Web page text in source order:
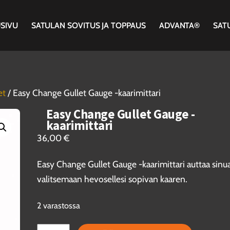
SATULAN SOVITUS JA TOPPAUS ADVANTA®
/ Easy Change Gullet Gauge -kaarimittari
Easy Change Gullet Gauge -
kaarimittari
36,00€
Easy Change Gullet Gauge -kaarimittari auttaa
valitsemaan hevosellesi sopivan kaaren.
2 varastossa